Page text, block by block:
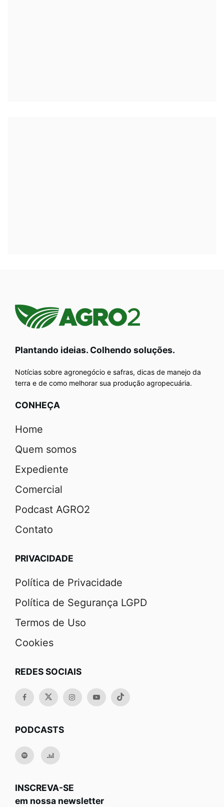
Plantando ideias. Colhendo soluções.
Notícias sobre agronegócio e safras, dicas de manejo da
terra e de como melhorar sua produção agropecuária.
CONHEÇA
Home
Quem somos
Expediente
Comercial
Podcast AGRO2
Contato
PRIVACIDADE
Política de Privacidade
Política de Segurança LGPD
Termos de Uso
Cookies
REDES SOCIAIS
PODCASTS
INSCREVA-SE
em nossa newsletter